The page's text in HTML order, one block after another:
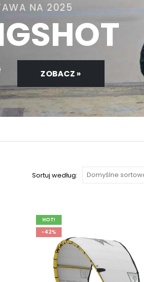
NA 2025
ZOBACZ »
Sortuj według:
HOT!
-42%